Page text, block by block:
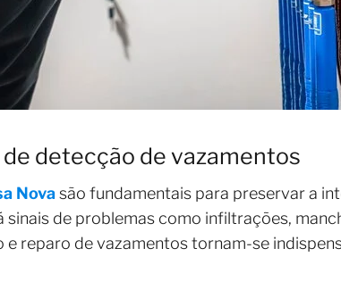
detecção de vazamentos
Novasão fundamentais para preservar a
sinais de problemas como infiltrações,
reparo de vazamentos tornam-se